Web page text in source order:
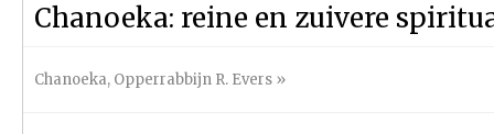
Chanoeka: reine en zuivere
Chanoeka, Opperrabbijn R. Evers »